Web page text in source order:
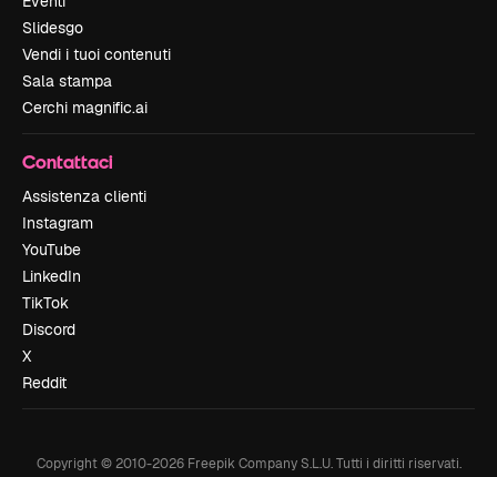
Slidesgo
Vendi i tuoi contenuti
Sala stampa
Cerchi magnific.ai
Contattaci
Assistenza clienti
Instagram
YouTube
LinkedIn
TikTok
Discord
X
Reddit
Copyright © 2010-2026Freepik Company S.L.U. Tutti i diritti riservati.